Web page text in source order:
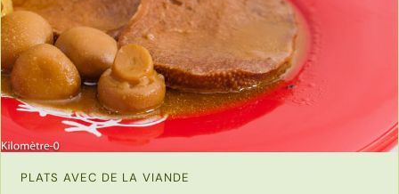
PLATS AVEC DE LA VIANDE